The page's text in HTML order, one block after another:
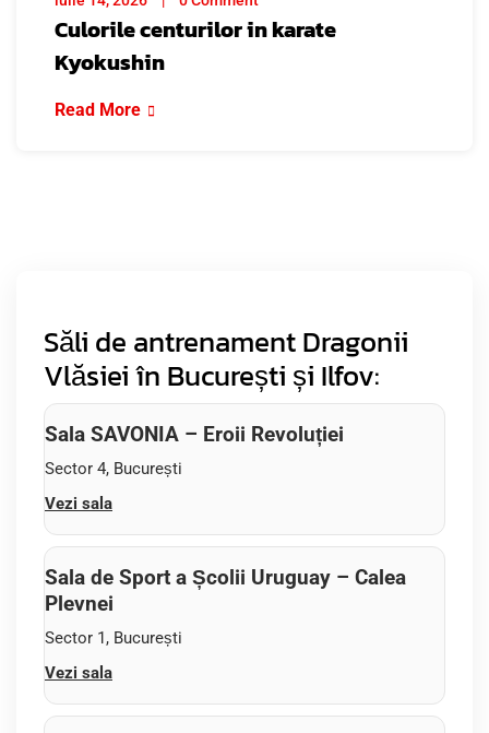
Culorile centurilor in karate
Kyokushin
Read More
Săli de antrenament Dragonii
Vlăsiei în București și Ilfov:
Sala SAVONIA – Eroii Revoluției
Sector 4, București
Vezi sala
Sala de Sport a Școlii Uruguay – Calea
Plevnei
Sector 1, București
Vezi sala